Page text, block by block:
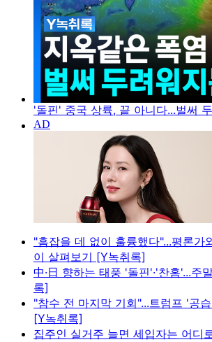
'돌핀' 중국 상륙, 끝 아니다...벌써
"흠잡을 데 없이 훌륭했다"...평론가
이 살펴보기 [Y녹취록]
中·日 향하는 태풍 '돌핀'·'찬홈'...주
록]
"참수 전 마지막 기회"...트럼프 '공
[Y녹취록]
집주인 실거주 늘면 세입자는 어디